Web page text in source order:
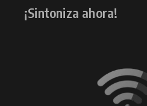
¡Sintoniza ahora!